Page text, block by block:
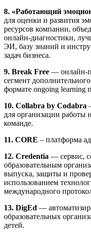
8. «Работающий
для оценки и развития
ресурсов компании,
онлайн-диагностики,
ЭИ, базу знаний и
задач бизнеса.
9. Break Free — онлайн-
сегмент
формате ongoing learning
10. Collabra by Codabra
для организации
команде.
11. CORE – платформа
12. Credentia — сервис,
образовательным
выпуска, защиты и
использованием
международного
13. DigEd —
образовательных
детей.